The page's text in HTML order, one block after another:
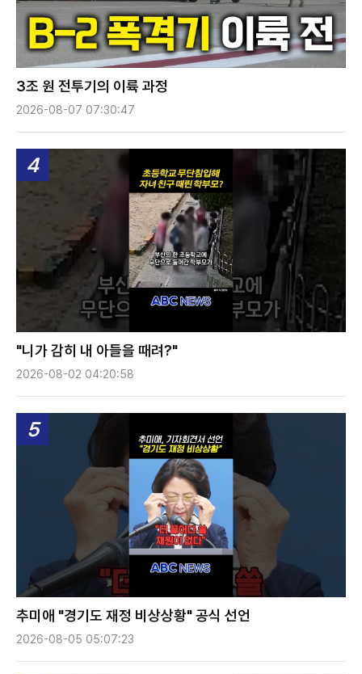
3조 원 전투기의 이륙 과정
2026-08-07 07:30:47
4
"니가 감히 내 아들을 때려?"
2026-08-02 04:20:58
5
추미애 "경기도 재정 비상상황" 공식 선언
2026-08-05 05:07:23